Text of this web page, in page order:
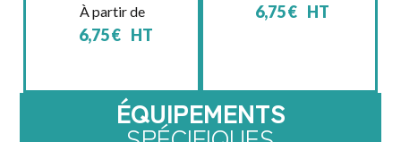
À partir de
6,75€ HT
6,75€ HT
ÉQUIPEMENTS